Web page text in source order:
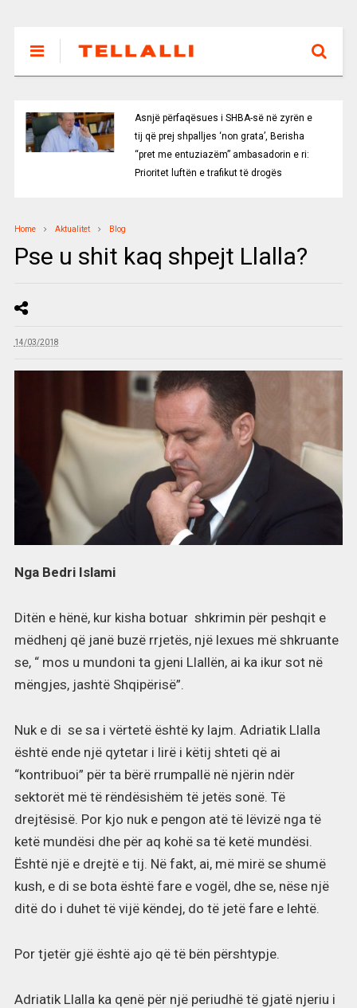
Asnjë përfaqësues i SHBA-së në zyrën e
tij që prej shpalljes ‘non grata’, Berisha
“pret me entuziazëm” ambasadorin e ri:
Prioritet luftën e trafikut të drogës
Home Aktualitet Blog
Pse u shit kaq shpejt Llalla?
14/03/2018
Nga Bedri Islami
Ditën e hënë, kur kisha botuar shkrimin për peshqit e
mëdhenj që janë buzë rrjetës, një lexues më shkruante
se, “ mos u mundoni ta gjeni Llallën, ai ka ikur sot në
mëngjes, jashtë Shqipërisë”.
Nuk e di se sa i vërtetë është ky lajm. Adriatik Llalla
është ende një qytetar i lirë i këtij shteti që ai
“kontribuoi” për ta bërë rrumpallë në njërin ndër
sektorët më të rëndësishëm të jetës sonë. Të
drejtësisë. Por kjo nuk e pengon atë të lëvizë nga të
ketë mundësi dhe për aq kohë sa të ketë mundësi.
Është një e drejtë e tij. Në fakt, ai, më mirë se shumë
kush, e di se bota është fare e vogël, dhe se, nëse një
ditë do i duhet të vijë këndej, do të jetë fare e lehtë.
Por tjetër gjë është ajo që të bën përshtypje.
Adriatik Llalla ka qenë për një periudhë të gjatë njeriu i